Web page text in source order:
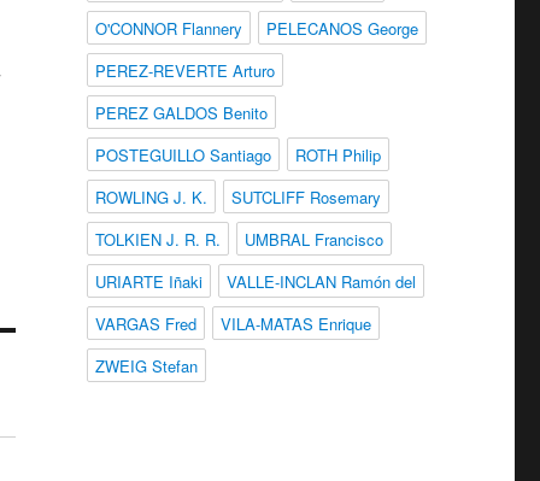
O'CONNOR Flannery
PELECANOS George
PEREZ-REVERTE Arturo
PEREZ GALDOS Benito
POSTEGUILLO Santiago
ROTH Philip
ROWLING J. K.
SUTCLIFF Rosemary
TOLKIEN J. R. R.
UMBRAL Francisco
URIARTE Iñaki
VALLE-INCLAN Ramón del
VARGAS Fred
VILA-MATAS Enrique
ZWEIG Stefan